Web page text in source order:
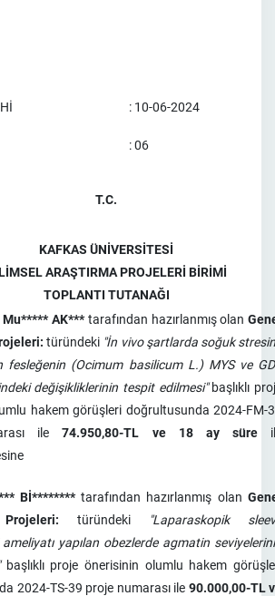
T.C.
KAFKAS ÜNİVERSİTESİ
ARAŞTIRMA PROJELERİ BİRİMİ
TOPLANTI TUTANAĞI
: 10-06-2024
: 06
Mu***** AK***tarafından hazırlanmış olan
türündeki "İn vivo şartlarda soğuk
fesleğenin (Ocimum basilicum L.) MYS ve
değişikliklerinin tespit edilmesi"başlıklı
hakem görüşleri doğrultusunda 2024-FM-
ile74.950,80-TL ve 18 ay süre
Bİ********tarafından hazırlanmış olan
türündeki
"Laparaskopik
yapılan obezlerde agmatin
başlıklı proje önerisinin olumlu hakem
2024-TS-39 proje numarası ile 90.000,00-TL